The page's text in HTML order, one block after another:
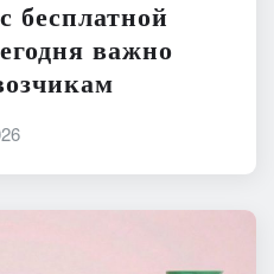
бесплатной
важно